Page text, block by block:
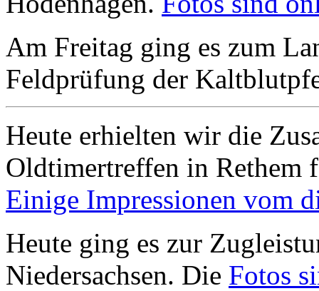
Am Freitag ging es zum
Feldprüfung der
Heute erhielten wir die
Oldtimertreffen in Rethem
Einige Impressionen vom
Heute ging es zur
Niedersachsen. Die Fotos